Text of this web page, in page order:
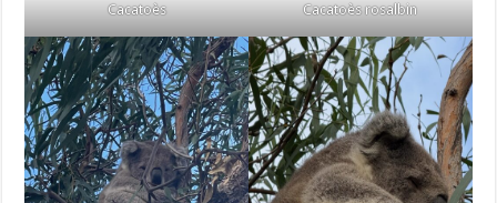
Cacatoès Cacatoès rosalbin